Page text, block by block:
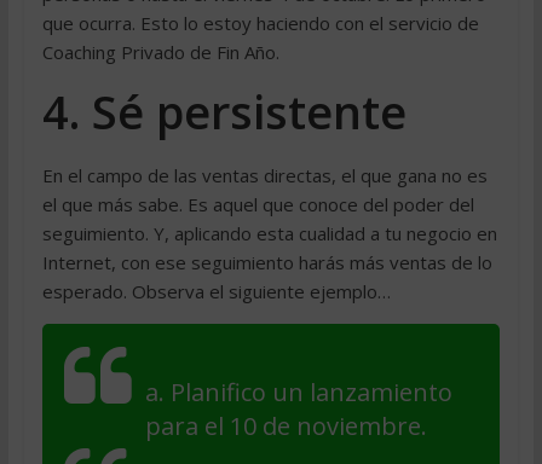
que ocurra. Esto lo estoy haciendo con el servicio de
Coaching Privado de Fin Año.
4. Sé persistente
En el campo de las ventas directas, el que gana no es
el que más sabe. Es aquel que conoce del poder del
seguimiento. Y, aplicando esta cualidad a tu negocio en
Internet, con ese seguimiento harás más ventas de lo
esperado. Observa el siguiente ejemplo…
a. Planifico un lanzamiento
para el 10 de noviembre.